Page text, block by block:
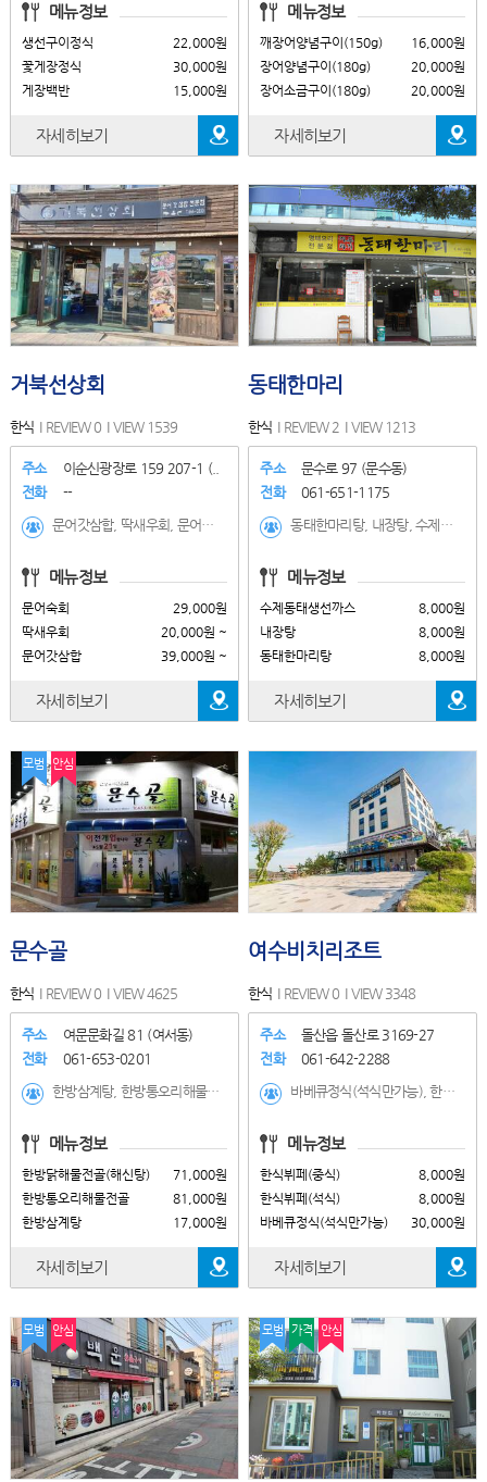
메뉴정보
생선구이정식
22,000원
꽃게장정식
30,000원
게장백반
15,000원
자세히보기
메뉴정보
깨장어양념구이(150g)
16,000원
장어양념구이(180g)
20,000원
장어소금구이(180g)
20,000원
자세히보기
거북선상회
한식 REVIEW 0 VIEW 1539
주소
이순신광장로 159 207-1 (..
전화
--
문어갓삼합, 딱새우회, 문어숙회, 서대회무침, 오징어튀김, 거북선강정, 옛날통닭과감자튀김, 물냉면, 비빔냉면, 딱새우초밥, 서대회1인+대접밥, 해물라면(모듬해물), 바다라면(문어+홍합), 새우볶음밥, 날치알주먹밥, 모듬오뎅탕, 딱새우회+연어사시미, 연어사시미, 1인사시미
메뉴정보
문어숙회
29,000원
딱새우회
20,000원 ~
문어갓삼합
39,000원 ~
자세히보기
동태한마리
한식 REVIEW 2 VIEW 1213
주소
문수로 97 (문수동)
전화
061-651-1175
동태한마리탕, 내장탕, 수제동태생선까스, 황태구이백반, 새우알밥, 황태해장국, 동태찜, 황태찜, 동태해물전골
메뉴정보
수제동태생선까스
8,000원
내장탕
8,000원
동태한마리탕
8,000원
자세히보기
모범 안심
문수골
한식 REVIEW 0 VIEW 4625
주소
여문문화길 81 (여서동)
전화
061-653-0201
한방삼계탕, 한방통오리해물전골, 한방닭해물전골(해신탕), 한방통오리해물전골, 한방참옻닭해물전골, 한방오골계해물전골, 한방참옻닭
메뉴정보
한방닭해물전골(해신탕)
71,000원
한방통오리해물전골
81,000원
한방삼계탕
17,000원
자세히보기
여수비치리조트
한식 REVIEW 0 VIEW 3348
주소
돌산읍 돌산로 3169-27
전화
061-642-2288
바베큐정식(석식만가능), 한식뷔페(석식), 한식뷔페(중식), 한식뷔페(조식)
메뉴정보
한식뷔페(중식)
8,000원
한식뷔페(석식)
8,000원
바베큐정식(석식만가능)
30,000원
자세히보기
모범 안심 모범 가격 안심